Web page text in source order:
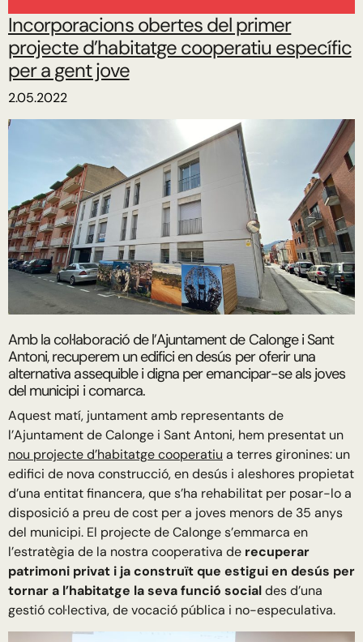
Incorporacions obertes del primer
projecte d’habitatge cooperatiu específic
per a gent jove
2.05.2022
Amb la col·laboració de l’Ajuntament de Calonge i Sant
Antoni, recuperem un edifici en desús per oferir una
alternativa assequible i digna per emancipar-se als joves
del municipi i comarca.
Aquest matí, juntament amb representants de
l’Ajuntament de Calonge i Sant Antoni, hem presentat un
nou projecte d’habitatge cooperatiu a terres gironines: un
edifici de nova construcció, en desús i aleshores propietat
d’una entitat financera, que s’ha rehabilitat per posar-lo a
disposició a preu de cost per a joves menors de 35 anys
del municipi. El projecte de Calonge s’emmarca en
l’estratègia de la nostra cooperativa de recuperar
patrimoni privat i ja construït que estigui en desús per
tornar a l’habitatge la seva funció socialdes d’una
gestió col·lectiva, de vocació pública i no-especulativa.